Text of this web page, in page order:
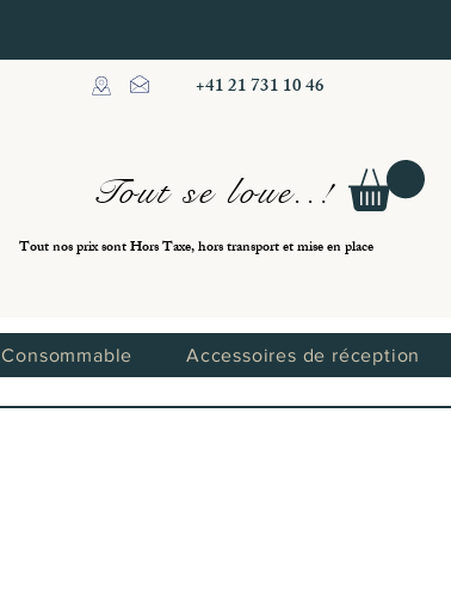
+41 21 731 10 46
Tout se loue..!
Tout nos prix sont Hors Taxe, hors transport et mise en place
Consommable Accessoires de réception